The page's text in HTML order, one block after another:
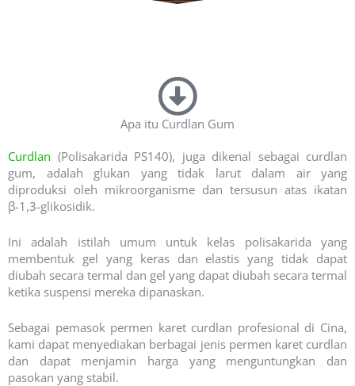
Apa itu Curdlan Gum
Curdlan (Polisakarida PS140), juga dikenal sebagai curdlan
gum, adalah glukan yang tidak larut dalam air yang
diproduksi oleh mikroorganisme dan tersusun atas ikatan
β-1,3-glikosidik.
Ini adalah istilah umum untuk kelas polisakarida yang
membentuk gel yang keras dan elastis yang tidak dapat
diubah secara termal dan gel yang dapat diubah secara termal
ketika suspensi mereka dipanaskan.
Sebagai pemasok permen karet curdlan profesional di Cina,
kami dapat menyediakan berbagai jenis permen karet curdlan
dan dapat menjamin harga yang menguntungkan dan
pasokan yang stabil.